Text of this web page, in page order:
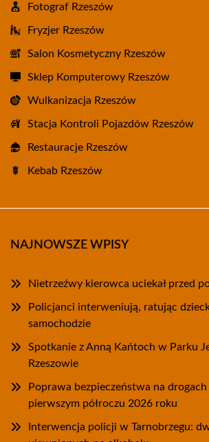
Fotograf Rzeszów
Fryzjer Rzeszów
Salon Kosmetyczny Rzeszów
Sklep Komputerowy Rzeszów
Wulkanizacja Rzeszów
Stacja Kontroli Pojazdów Rzeszów
Restauracje Rzeszów
Kebab Rzeszów
NAJNOWSZE WPISY
Nietrzeźwy kierowca uciekał przed
Policjanci interweniują, ratując
samochodzie
Spotkanie z Anną Kańtoch w Parku
Rzeszowie
Poprawa bezpieczeństwa na
pierwszym półroczu 2026 roku
Interwencja policji w Tarnobrzegu: